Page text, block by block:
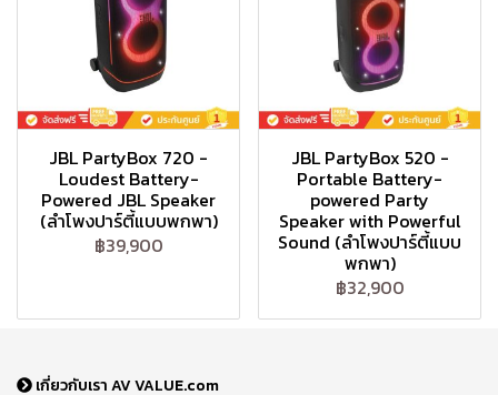
JBL PartyBox 720 -
Loudest Battery-
Powered JBL Speaker
(ลำโพงปาร์ตี้แบบพกพา)
฿39,900
JBL PartyBox 520 -
Portable Battery-
powered Party
Speaker with Powerful
Sound (ลำโพงปาร์ตี้แบบ
พกพา)
฿32,900
เกี่ยวกับเรา AV VALUE.com